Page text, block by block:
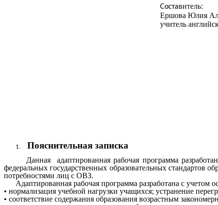
Составитель:
Ершова Юлия
учитель
Пояснительная записка
Данная адаптированная рабочая программа разработана
федеральных государственных образовательных стандартов
потребностями лиц с ОВЗ.
Адаптированная рабочая программа разработана с учетом
• нормализация учебной нагрузки учащихся; устранение
• соответствие содержания образования возрастным